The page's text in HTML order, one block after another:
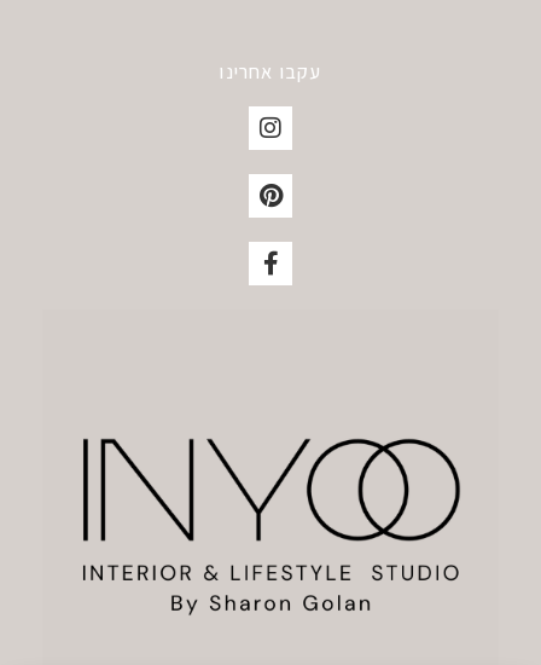
עקבו אחרינו